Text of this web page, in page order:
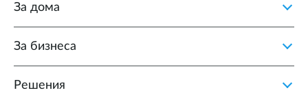
За дома
За бизнеса
Решения